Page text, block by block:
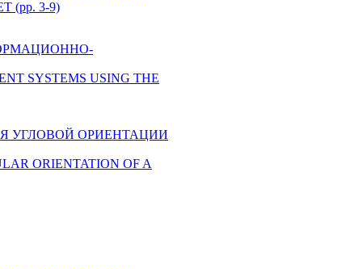
(pp. 3-9)
SYSTEMS USING THE
УГЛОВОЙ ОРИЕНТАЦИИ
ORIENTATION OF A